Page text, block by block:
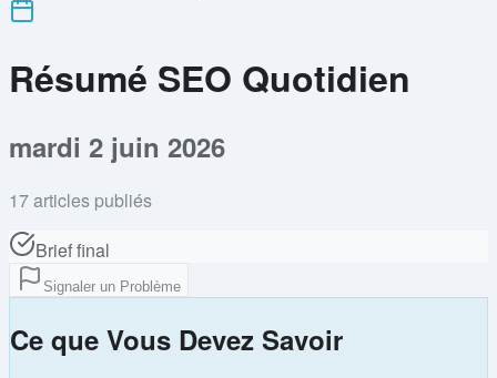
Résumé SEO Quotidien
mardi 2 juin 2026
17articles publiés
Brief final
Signaler un Problème
Ce que Vous Devez Savoir